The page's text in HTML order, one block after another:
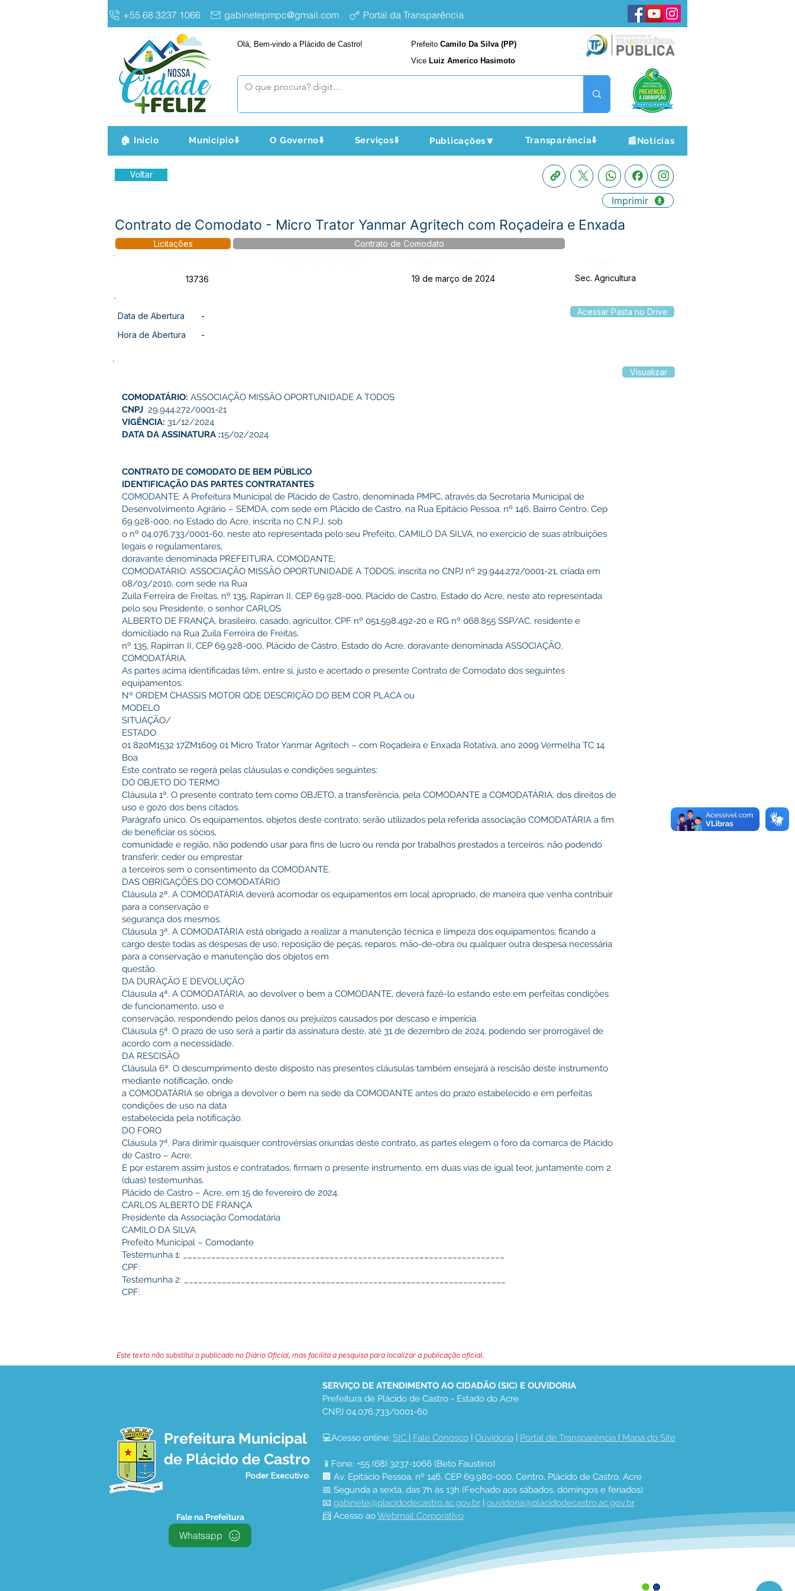
+55 68 3237 1066 gabinetepmpc@gmail.com Portal da Transparência
Olá, Bem-vindo a Plácido de Castro! Prefeito Camilo Da Silva (PP)
Vice Luiz Americo Hasimoto
🏠 Início Município⬇️ O Governo⬇️ Serviços⬇️ Publicações🔽 Transparência⬇️ 📰Notícias
Voltar
Imprimir
Contrato de Comodato - Micro Trator Yanmar Agritech com Roçadeira e Enxada
Licitações
Contrato de Comodato
13736
19 de março de 2024 Sec. Agricultura
Data de Abertura
-
Hora de Abertura
-
Acessar Pasta no Drive
COMODATÁRIO: ASSOCIAÇÃO MISSÃO OPORTUNIDADE A TODOS
CNPJ 29.944.272/0001-21
VIGÊNCIA: 31/12/2024
DATA DA ASSINATURA :15/02/2024
CONTRATO DE COMODATO DE BEM PÚBLICO
IDENTIFICAÇÃO DAS PARTES CONTRATANTES
COMODANTE: A Prefeitura Municipal de Plácido de Castro, denominada PMPC, através da Secretaria Municipal de
Desenvolvimento Agrário – SEMDA, com sede em Plácido de Castro, na Rua Epitácio Pessoa, nº 146, Bairro Centro, Cep
69.928-000, no Estado do Acre, inscrita no C.N.P.J. sob
o nº 04.076.733/0001-60, neste ato representada pelo seu Prefeito, CAMILO DA SILVA, no exercício de suas atribuições
legais e regulamentares,
doravante denominada PREFEITURA, COMODANTE;
COMODATÁRIO: ASSOCIAÇÃO MISSÃO OPORTUNIDADE A TODOS, inscrita no CNPJ nº 29.944.272/0001-21, criada em
08/03/2010, com sede na Rua
Zuila Ferreira de Freitas, nº 135, Rapirran II, CEP 69.928-000, Plácido de Castro, Estado do Acre, neste ato representada
pelo seu Presidente, o senhor CARLOS
ALBERTO DE FRANÇA, brasileiro, casado, agricultor, CPF nº 051.598.492-20 e RG nº 068.855 SSP/AC, residente e
domiciliado na Rua Zuila Ferreira de Freitas,
nº 135, Rapirran II, CEP 69.928-000, Plácido de Castro, Estado do Acre, doravante denominada ASSOCIAÇÃO,
COMODATÁRIA.
As partes acima identificadas têm, entre si, justo e acertado o presente Contrato de Comodato dos seguintes
equipamentos:
Nº ORDEM CHASSIS MOTOR QDE DESCRIÇÃO DO BEM COR PLACA ou
MODELO
SITUAÇÃO/
ESTADO
01 820M1532 17ZM1609 01 Micro Trator Yanmar Agritech – com Roçadeira e Enxada Rotativa, ano 2009 Vermelha TC 14
Boa
Este contrato se regerá pelas cláusulas e condições seguintes:
DO OBJETO DO TERMO
Cláusula 1ª. O presente contrato tem como OBJETO, a transferência, pela COMODANTE a COMODATÁRIA, dos direitos de
uso e gozo dos bens citados.
Parágrafo único. Os equipamentos, objetos deste contrato, serão utilizados pela referida associação COMODATÁRIA a fim
de beneficiar os sócios,
comunidade e região, não podendo usar para fins de lucro ou renda por trabalhos prestados a terceiros; não podendo
transferir, ceder ou emprestar
a terceiros sem o consentimento da COMODANTE.
DAS OBRIGAÇÕES DO COMODATÁRIO
Cláusula 2ª. A COMODATÁRIA deverá acomodar os equipamentos em local apropriado, de maneira que venha contribuir
para a conservação e
segurança dos mesmos.
Cláusula 3ª. A COMODATÁRIA está obrigado a realizar a manutenção técnica e limpeza dos equipamentos, ficando a
cargo deste todas as despesas de uso, reposição de peças, reparos, mão-de-obra ou qualquer outra despesa necessária
para a conservação e manutenção dos objetos em
questão.
DA DURAÇÃO E DEVOLUÇÃO
Cláusula 4ª. A COMODATÁRIA, ao devolver o bem a COMODANTE, deverá fazê-lo estando este em perfeitas condições
de funcionamento, uso e
conservação, respondendo pelos danos ou prejuízos causados por descaso e imperícia.
Cláusula 5ª. O prazo de uso será a partir da assinatura deste, até 31 de dezembro de 2024, podendo ser prorrogável de
acordo com a necessidade.
DA RESCISÃO
Cláusula 6ª. O descumprimento deste disposto nas presentes cláusulas também ensejará a rescisão deste instrumento
mediante notificação, onde
a COMODATÁRIA se obriga a devolver o bem na sede da COMODANTE antes do prazo estabelecido e em perfeitas
condições de uso na data
estabelecida pela notificação.
DO FORO
Cláusula 7ª. Para dirimir quaisquer controvérsias oriundas deste contrato, as partes elegem o foro da comarca de Plácido
de Castro – Acre;
E por estarem assim justos e contratados, firmam o presente instrumento, em duas vias de igual teor, juntamente com 2
(duas) testemunhas.
Plácido de Castro – Acre, em 15 de fevereiro de 2024.
CARLOS ALBERTO DE FRANÇA
Presidente da Associação Comodatária
CAMILO DA SILVA
Prefeito Municipal – Comodante
Testemunha 1: ____________________________________________________________________
CPF:
Testemunha 2: ____________________________________________________________________
CPF:
Visualizar
Este texto não substitui o publicado no Diário Oficial, mas facilita a pesquisa para localizar a publicação oficial.
Prefeitura Municipal
de Plácido de Castro
Poder Executivo
Fale na Prefeitura
Whatsapp
SERVIÇO DE ATENDIMENTO AO CIDADÃO (SIC) E OUVIDORIA
Prefeitura de Plácido de Castro - Estado do Acre
CNPJ 04.076.733/0001-60
💻Acesso online: SIC | Fale Conosco | Ouvidoria | Portal de Transparência | Mapa do Site
📱Fone: +55 (68) 3237-1066 (Beto Faustino)
🏢 Av. Epitácio Pessoa, nº 146, CEP 69.980-000, Centro, Plácido de Castro, Acre
📅 Segunda a sexta, das 7h às 13h (Fechado aos sábados, domingos e feriados)
📧 gabinete@placidodecastro.ac.gov.br | ouvidoria@placidodecastro.ac.gov.br
📨 Acesso ao Webmail Corporativo